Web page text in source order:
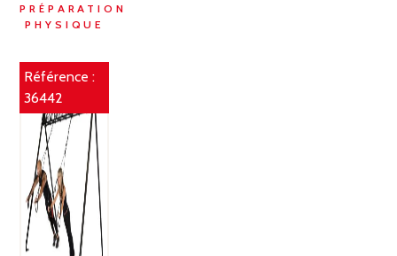
PRÉPARATION
PHYSIQUE
Référence :
36442